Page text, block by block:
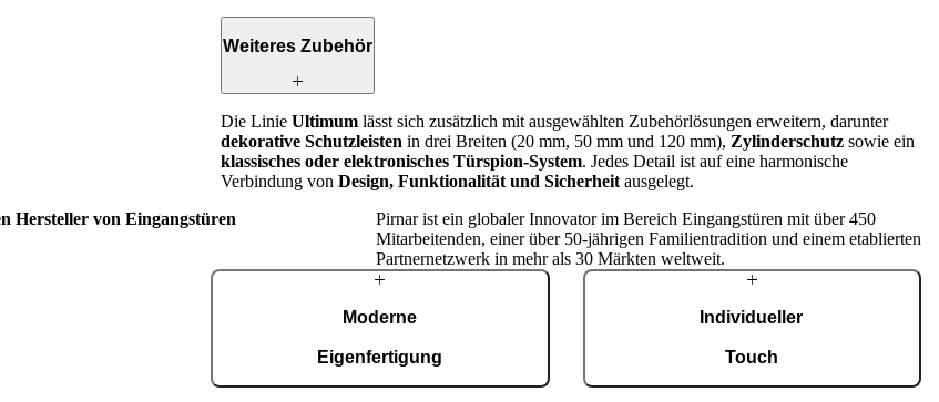
Weiteres Zubehör
Die Linie Ultimum lässt sich zusätzlich mit ausgewählten Zubehörlösungen erweitern, darunter
dekorative Schutzleisten in drei Breiten (20 mm, 50 mm und 120 mm), Zylinderschutz sowie ein
klassisches oder elektronisches Türspion-System. Jedes Detail ist auf eine harmonische
Verbindung von Design, Funktionalität und Sicherheit ausgelegt.
Hersteller von Eingangstüren
Pirnar ist ein globaler Innovator im Bereich Eingangstüren mit über 450
Mitarbeitenden, einer über 50-jährigen Familientradition und einem etablierten
Partnernetzwerk in mehr als 30 Märkten weltweit.
Moderne
Eigenfertigung
Individueller
Touch